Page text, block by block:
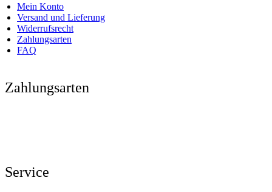
Mein Konto
Versand und Lieferung
Widerrufsrecht
Zahlungsarten
FAQ
Zahlungsarten
Service